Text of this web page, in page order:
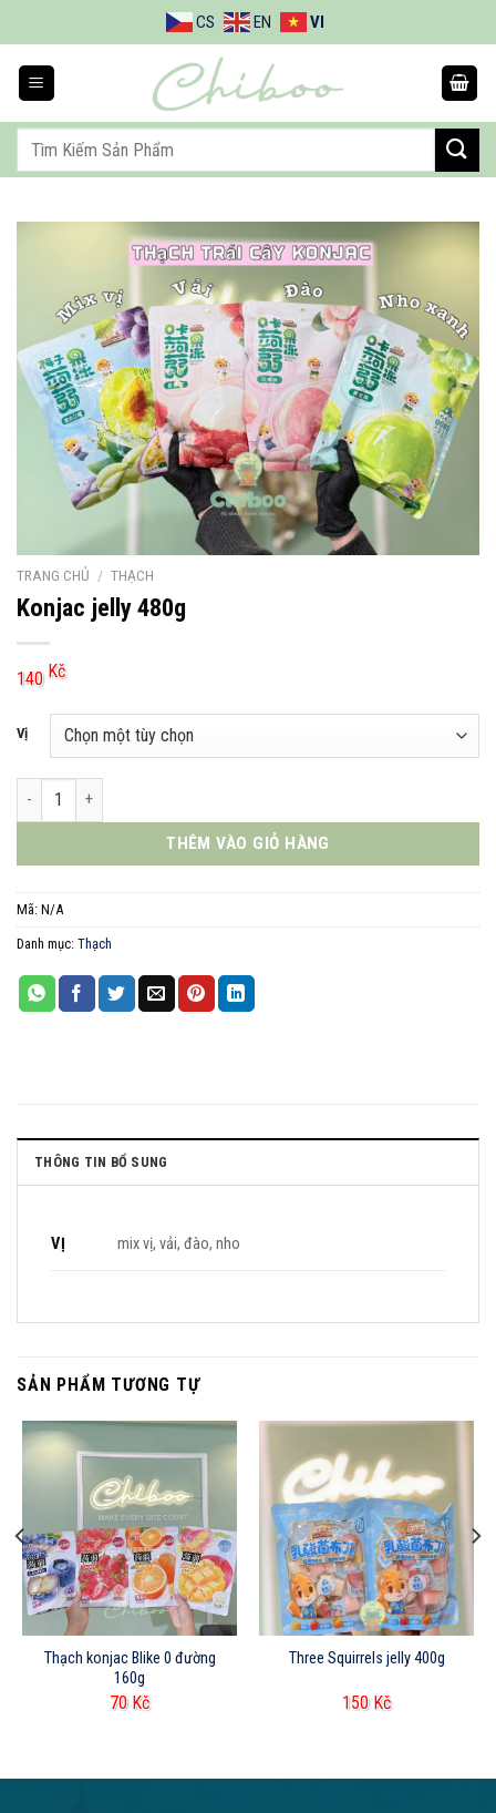
qua
dung
CS EN VI
Tìm
TRANG CHỦ / THẠCH
Konjac jelly 480g
140 Kč
Vị
Konjac jelly 480g số lượng
THÊM VÀO GIỎ HÀNG
Mã: N/A
Danh mục: Thạch
THÔNG TIN BỔ SUNG
VỊ mix vị, vải, đào, nho
SẢN PHẨM TƯƠNG TỰ
Thạch konjac Blike 0 đường
160g
70 Kč
Three Squirrels jelly 400g
150 Kč